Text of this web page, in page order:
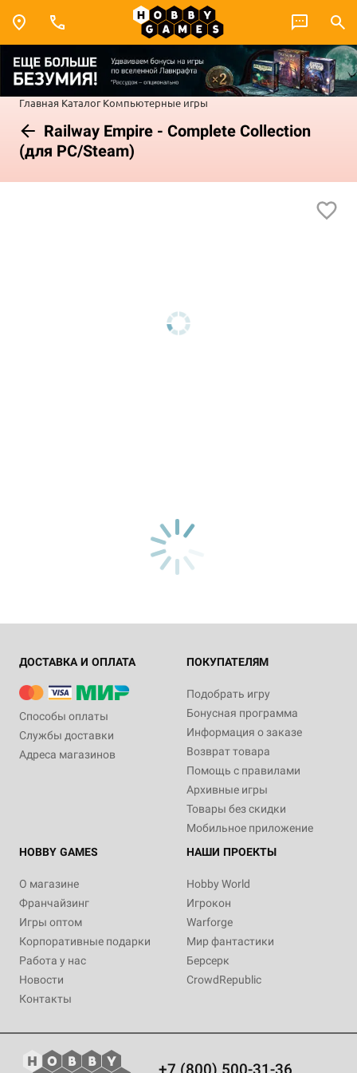
Главная Каталог Компьютерные игры
Railway Empire - Complete Collection
(для PC/Steam)
ДОСТАВКА И ОПЛАТА
Способы оплаты
Службы доставки
Адреса магазинов
ПОКУПАТЕЛЯМ
Подобрать игру
Бонусная программа
Информация о заказе
Возврат товара
Помощь с правилами
Архивные игры
Товары без скидки
Мобильное приложение
HOBBY GAMES
О магазине
Франчайзинг
Игры оптом
Корпоративные подарки
Работа у нас
Новости
Контакты
НАШИ ПРОЕКТЫ
Hobby World
Игрокон
Warforge
Мир фантастики
Берсерк
CrowdRepublic